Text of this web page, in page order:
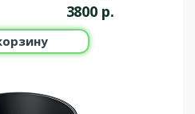
3800 р.